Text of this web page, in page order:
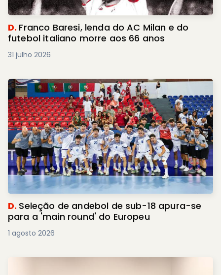
D. Franco Baresi, lenda do AC Milan e do
futebol italiano morre aos 66 anos
31 julho 2026
D. Seleção de andebol de sub-18 apura-se
para a 'main round' do Europeu
1 agosto 2026